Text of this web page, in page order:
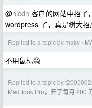
@hicdn 客户的网站中招了
wordpress 了，真是树大招
Replied to a topic by maky ›
不用鼠标🙅
Replied to a topic by
MacBook Pro，开了每月 200